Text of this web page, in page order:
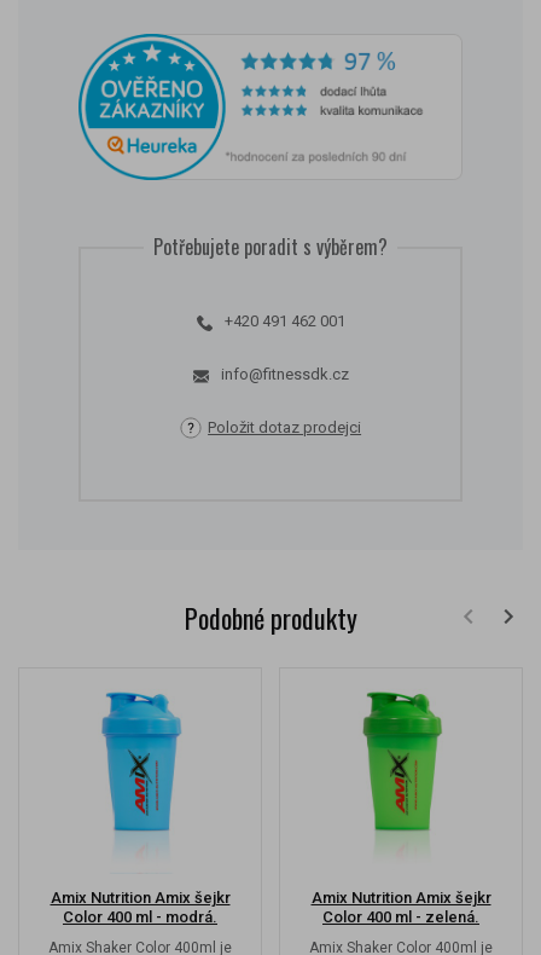
Potřebujete poradit s výběrem?
+420 491 462 001
info@fitnessdk.cz
Položit dotaz prodejci
Podobné produkty
Amix Nutrition Amix šejkr
Color 400 ml - modrá.
Amix Shaker Color 400ml je
Amix Nutrition Amix šejkr
Color 400 ml - zelená.
Amix Shaker Color 400ml je